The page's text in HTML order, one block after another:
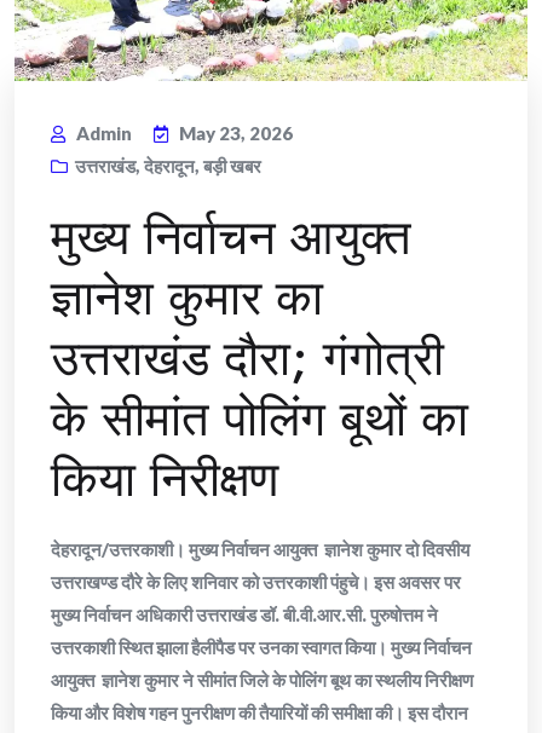
Admin
May 23, 2026
उत्तराखंड, देहरादून, बड़ी खबर
मुख्य निर्वाचन आयुक्त
ज्ञानेश कुमार का
उत्तराखंड दौरा; गंगोत्री
के सीमांत पोलिंग बूथों का
किया निरीक्षण
देहरादून/उत्तरकाशी। मुख्य निर्वाचन आयुक्त ज्ञानेश कुमार दो दिवसीय
उत्तराखण्ड दौरे के लिए शनिवार को उत्तरकाशी पंहुचे। इस अवसर पर
मुख्य निर्वाचन अधिकारी उत्तराखंड डॉ. बी.वी.आर.सी. पुरुषोत्तम ने
उत्तरकाशी स्थित झाला हैलीपैड पर उनका स्वागत किया। मुख्य निर्वाचन
आयुक्त ज्ञानेश कुमार ने सीमांत जिले के पोलिंग बूथ का स्थलीय निरीक्षण
किया और विशेष गहन पुनरीक्षण की तैयारियों की समीक्षा की। इस दौरान